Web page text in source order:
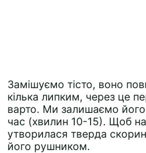
Замішуємо тісто, воно
кілька липким, через це
варто. Ми залишаємо
час (хвилин 10-15). Щоб
утворилася тверда
його рушником.